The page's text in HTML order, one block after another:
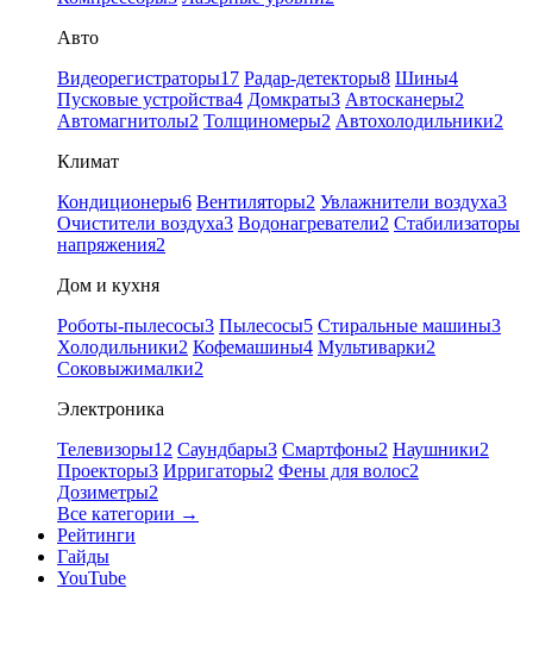
Авто
Видеорегистраторы17 Радар-детекторы8 Шины4
Пусковые устройства4 Домкраты3 Автосканеры2
Автомагнитолы2 Толщиномеры2 Автохолодильники2
Климат
Кондиционеры6 Вентиляторы2 Увлажнители воздуха3
Очистители воздуха3 Водонагреватели2 Стабилизаторы
напряжения2
Дом и кухня
Роботы-пылесосы3 Пылесосы5 Стиральные машины3
Холодильники2 Кофемашины4 Мультиварки2
Соковыжималки2
Электроника
Телевизоры12 Саундбары3 Смартфоны2 Наушники2
Проекторы3 Ирригаторы2 Фены для волос2
Дозиметры2
Все категории →
Рейтинги
Гайды
YouTube